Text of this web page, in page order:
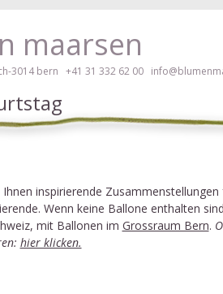
maarsen
3014 bern +41 31 332 62 00
oder Brailliezeile, bitte hier
inspirierende Zusammenstellungen
Wenn keine Ballone enthalten
mit Ballonen im Grossraum Bern.
hier klicken.